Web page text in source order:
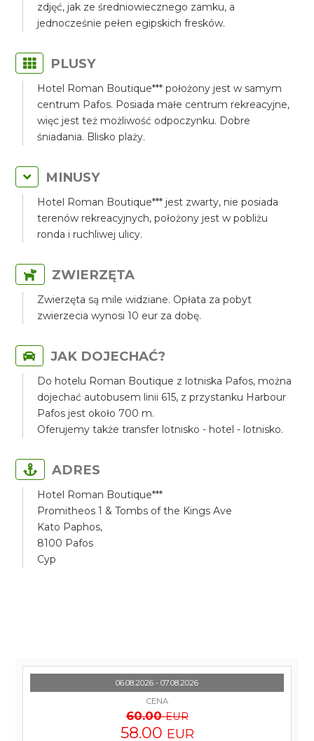
zdjęć, jak ze średniowiecznego zamku, a
jednocześnie pełen egipskich fresków.
PLUSY
Hotel Roman Boutique*** położony jest w samym
centrum Pafos. Posiada małe centrum rekreacyjne,
więc jest też możliwość odpoczynku. Dobre
śniadania. Blisko plaży.
MINUSY
Hotel Roman Boutique*** jest zwarty, nie posiada
terenów rekreacyjnych, położony jest w pobliżu
ronda i ruchliwej ulicy.
ZWIERZĘTA
Zwierzęta są mile widziane. Opłata za pobyt
zwierzecia wynosi 10 eur za dobę.
JAK DOJECHAĆ?
Do hotelu Roman Boutique z lotniska Pafos, można
dojechać autobusem linii 615, z przystanku Harbour
Pafos jest około 700 m.
Oferujemy także transfer lotnisko - hotel - lotnisko.
ADRES
Hotel Roman Boutique***
Promitheos 1 & Tombs of the Kings Ave
Kato Paphos,
8100 Pafos
Cyp
06.08.2026 - 07.08.2026
CENA
60.00 EUR
58.00 EUR